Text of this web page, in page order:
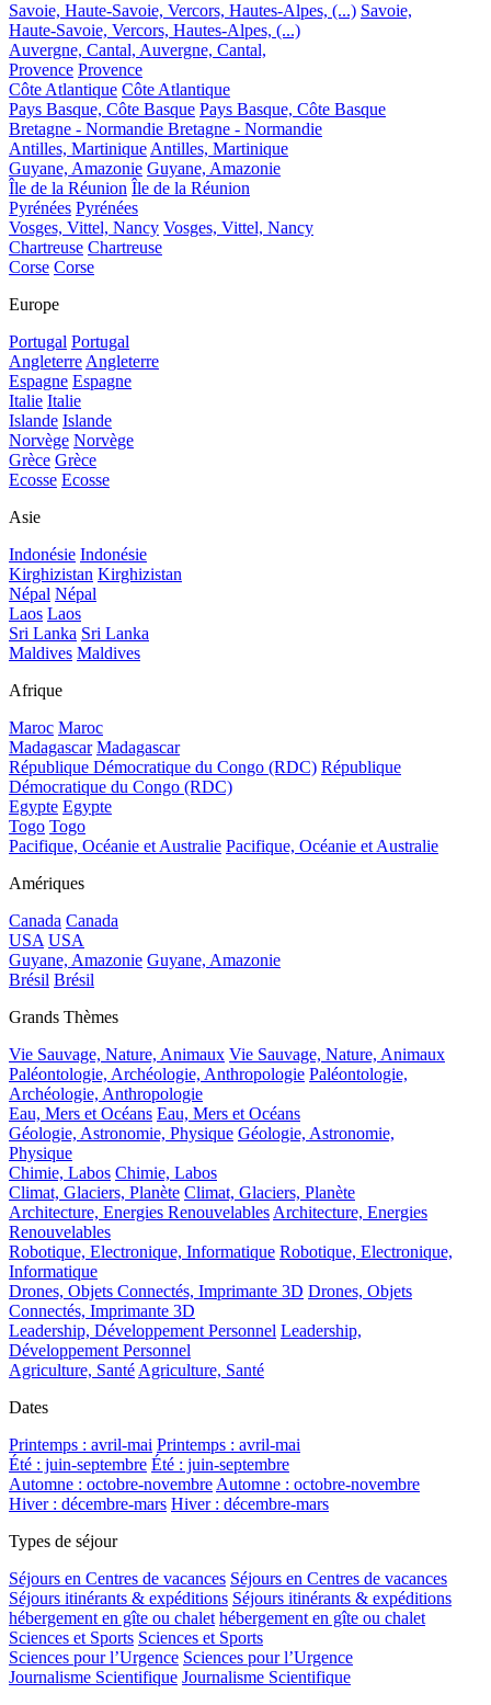
Savoie, Haute-Savoie, Vercors, Hautes-Alpes, (...) Savoie,
Haute-Savoie, Vercors, Hautes-Alpes, (...)
Auvergne, Cantal, Auvergne, Cantal,
Provence Provence
Côte Atlantique Côte Atlantique
Pays Basque, Côte Basque Pays Basque, Côte Basque
Bretagne - Normandie Bretagne - Normandie
Antilles, MartiniqueAntilles, Martinique
Guyane, Amazonie Guyane, Amazonie
Île de la Réunion Île de la Réunion
Pyrénées Pyrénées
Vosges, Vittel, Nancy Vosges, Vittel, Nancy
Chartreuse Chartreuse
Corse Corse
Europe
Portugal Portugal
AngleterreAngleterre
Espagne Espagne
Italie Italie
Islande Islande
Norvège Norvège
Grèce Grèce
Ecosse Ecosse
Asie
Indonésie Indonésie
Kirghizistan Kirghizistan
Népal Népal
Laos Laos
Sri Lanka Sri Lanka
Maldives Maldives
Afrique
Maroc Maroc
Madagascar Madagascar
République Démocratique du Congo (RDC) République
Démocratique du Congo (RDC)
Egypte Egypte
Togo Togo
Pacifique, Océanie et Australie Pacifique, Océanie et Australie
Amériques
Canada Canada
USA USA
Guyane, Amazonie Guyane, Amazonie
Brésil Brésil
Grands Thèmes
Vie Sauvage, Nature, Animaux Vie Sauvage, Nature, Animaux
Paléontologie, Archéologie, Anthropologie Paléontologie,
Archéologie, Anthropologie
Eau, Mers et Océans Eau, Mers et Océans
Géologie, Astronomie, Physique Géologie, Astronomie,
Physique
Chimie, Labos Chimie, Labos
Climat, Glaciers, Planète Climat, Glaciers, Planète
Architecture, Energies RenouvelablesArchitecture, Energies
Renouvelables
Robotique, Electronique, Informatique Robotique, Electronique,
Informatique
Drones, Objets Connectés, Imprimante 3D Drones, Objets
Connectés, Imprimante 3D
Leadership, Développement Personnel Leadership,
Développement Personnel
Agriculture, SantéAgriculture, Santé
Dates
Printemps : avril-mai Printemps : avril-mai
Été : juin-septembre Été : juin-septembre
Automne : octobre-novembreAutomne : octobre-novembre
Hiver : décembre-mars Hiver : décembre-mars
Types de séjour
Séjours en Centres de vacances Séjours en Centres de vacances
Séjours itinérants & expéditions Séjours itinérants & expéditions
hébergement en gîte ou chalet hébergement en gîte ou chalet
Sciences et Sports Sciences et Sports
Sciences pour l’Urgence Sciences pour l’Urgence
Journalisme Scientifique Journalisme Scientifique